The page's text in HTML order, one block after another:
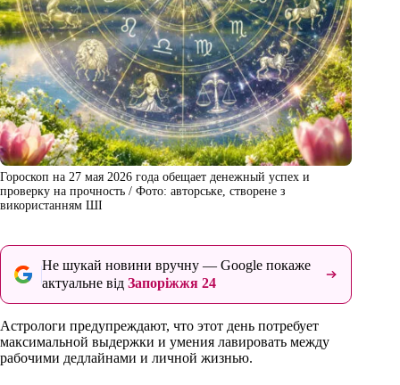
Гороскоп на 27 мая 2026 года обещает денежный успех и
проверку на прочность / Фото: авторське, створене з
використанням ШІ
Не шукай новини вручну — Google покаже
актуальне від Запоріжжя 24
Астрологи предупреждают, что этот день потребует
максимальной выдержки и умения лавировать между
рабочими дедлайнами и личной жизнью.